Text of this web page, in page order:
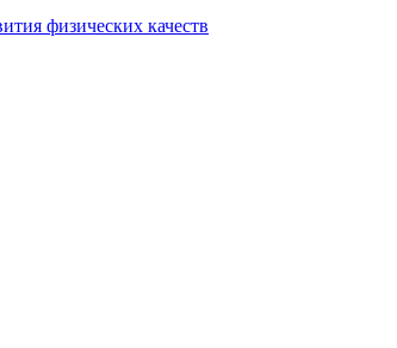
физических качеств